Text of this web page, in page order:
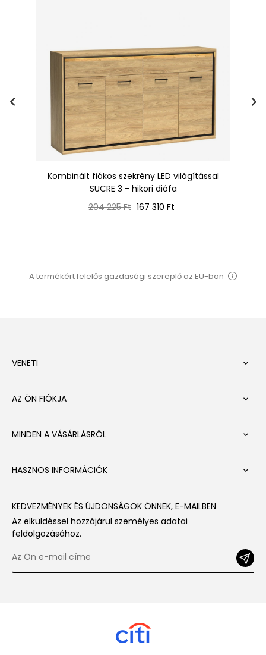
Kombinált fiókos szekrény LED világítással
SUCRE 3 - hikori diófa
Normál
204 225 Ft Ár
167 310 Ft
A termékért felelős gazdasági szereplő az EU-ban
VENETI 
AZ ÖN FIÓKJA 
MINDEN A VÁSÁRLÁSRÓL 
HASZNOS INFORMÁCIÓK 
KEDVEZMÉNYEK ÉS ÚJDONSÁGOK ÖNNEK, E-MAILBEN
Az elküldéssel hozzájárul személyes adatai
feldolgozásához.